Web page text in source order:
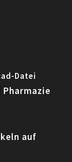
Datei
auf